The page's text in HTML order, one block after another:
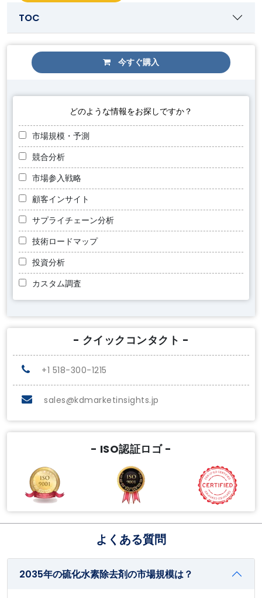
TOC
今すぐ購入
どのような情報をお探しですか？
市場規模・予測
競合分析
市場参入戦略
顧客インサイト
サプライチェーン分析
技術ロードマップ
投資分析
カスタム調査
- クイックコンタクト -
+1 518-300-1215
sales@kdmarketinsights.jp
- ISO認証ロゴ -
よくある質問
2035年の硫化水素除去剤の市場規模は？